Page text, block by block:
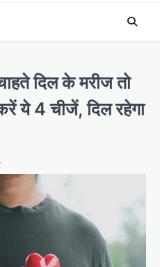
दिल के मरीज तो
ये 4 चीजें, दिल रहेगा